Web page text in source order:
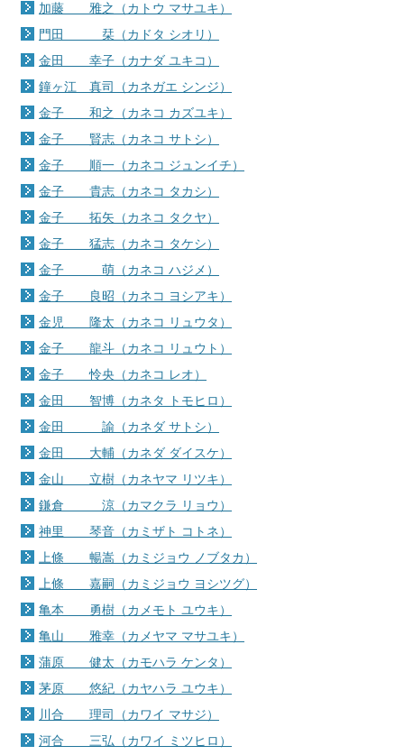
加藤 雅之（カトウ マサユキ）
門田 栞（カドタ シオリ）
金田 幸子（カナダ ユキコ）
鐘ヶ江 真司（カネガエ シンジ）
金子 和之（カネコ カズユキ）
金子 賢志（カネコ サトシ）
金子 順一（カネコ ジュンイチ）
金子 貴志（カネコ タカシ）
金子 拓矢（カネコ タクヤ）
金子 猛志（カネコ タケシ）
金子 萌（カネコ ハジメ）
金子 良昭（カネコ ヨシアキ）
金児 隆太（カネコ リュウタ）
金子 龍斗（カネコ リュウト）
金子 怜央（カネコ レオ）
金田 智博（カネタ トモヒロ）
金田 諭（カネダ サトシ）
金田 大輔（カネダ ダイスケ）
金山 立樹（カネヤマ リツキ）
鎌倉 涼（カマクラ リョウ）
神里 琴音（カミザト コトネ）
上條 暢嵩（カミジョウ ノブタカ）
上條 嘉嗣（カミジョウ ヨシツグ）
亀本 勇樹（カメモト ユウキ）
亀山 雅幸（カメヤマ マサユキ）
蒲原 健太（カモハラ ケンタ）
茅原 悠紀（カヤハラ ユウキ）
川合 理司（カワイ マサジ）
河合 三弘（カワイ ミツヒロ）